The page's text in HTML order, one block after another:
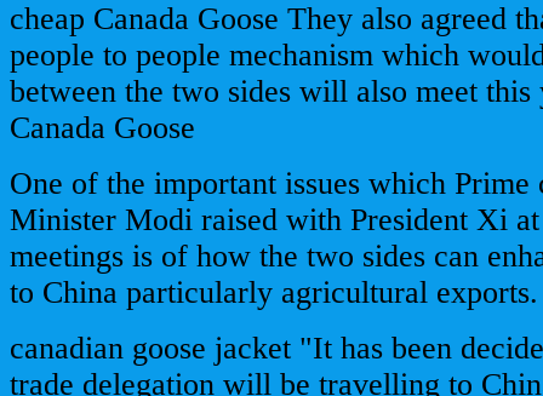
cheap Canada Goose They also agreed
people to people mechanism which
between the two sides will also meet this
Canada Goose
One of the important issues which Prime
Minister Modi raised with President Xi
meetings is of how the two sides can
to China particularly agricultural exports.
canadian goose jacket "It has been
trade delegation will be travelling to